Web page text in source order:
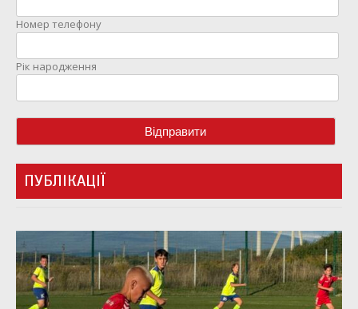
Номер телефону
Рік народження
ПУБЛІКАЦІЇ